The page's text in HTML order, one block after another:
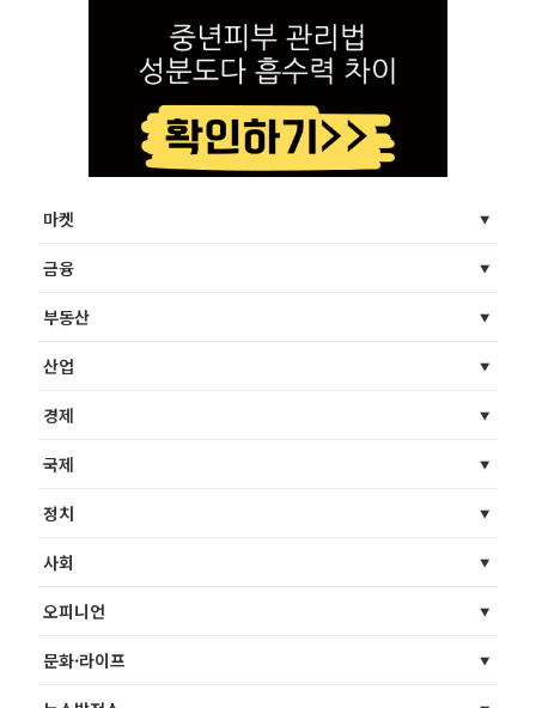
마켓
금융
부동산
산업
경제
국제
정치
사회
오피니언
문화·라이프